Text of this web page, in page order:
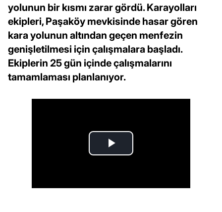
yolunun bir kısmı zarar gördü. Karayolları
ekipleri, Paşaköy mevkisinde hasar gören
kara yolunun altından geçen menfezin
genişletilmesi için çalışmalara başladı.
Ekiplerin 25 gün içinde çalışmalarını
tamamlaması planlanıyor.